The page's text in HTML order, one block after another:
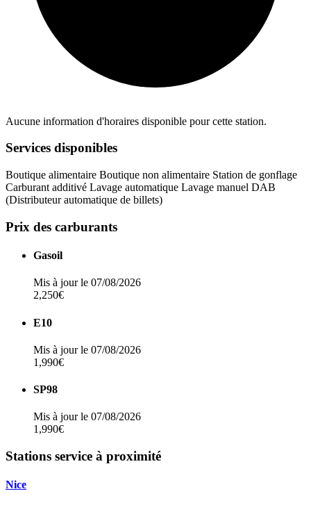
Aucune information d'horaires disponible pour cette station.
Services disponibles
Boutique alimentaire Boutique non alimentaire Station de gonflage
Carburant additivé Lavage automatique Lavage manuel DAB
(Distributeur automatique de billets)
Prix des carburants
Gasoil
Mis à jour le 07/08/2026
2,250€
E10
Mis à jour le 07/08/2026
1,990€
SP98
Mis à jour le 07/08/2026
1,990€
Stations service à proximité
Nice